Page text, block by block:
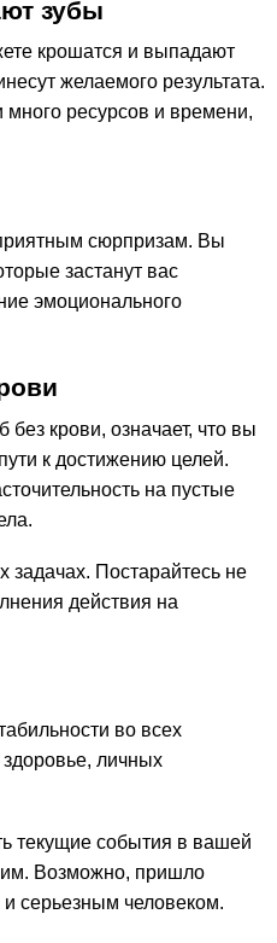
зубы
крошатся и выпадают
желаемого результата.
ресурсов и времени,
сюрпризам. Вы
застанут вас
эмоционального
крови, означает, что вы
к достижению целей.
на пустые
задачах. Постарайтесь не
действия на
во всех
личных
текущие события в вашей
Возможно, пришло
серьезным человеком.